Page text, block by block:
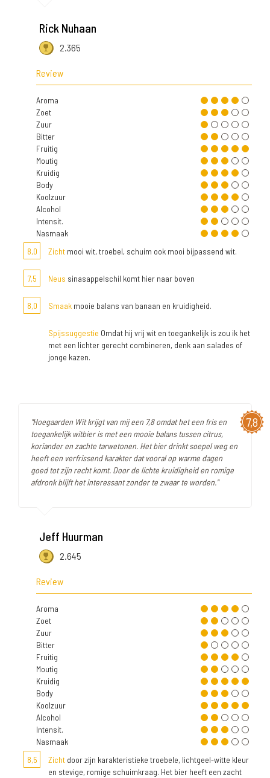
Rick Nuhaan
2.365
Review
Aroma
Zoet
Zuur
Bitter
Fruitig
Moutig
Kruidig
Body
Koolzuur
Alcohol
Intensit.
Nasmaak
8,0
Zicht mooi wit, troebel, schuim ook mooi bijpassend wit.
7,5 Neus sinasappelschil komt hier naar boven
8,0 Smaak mooie balans van banaan en kruidigheid.
Spijssuggestie Omdat hij vrij wit en toegankelijk is zou ik het
met een lichter gerecht combineren, denk aan salades of
jonge kazen.
7,8
"Hoegaarden Wit krijgt van mij een 7,8 omdat het een fris en
toegankelijk witbier is met een mooie balans tussen citrus,
koriander en zachte tarwetonen. Het bier drinkt soepel weg en
heeft een verfrissend karakter dat vooral op warme dagen
goed tot zijn recht komt. Door de lichte kruidigheid en romige
afdronk blijft het interessant zonder te zwaar te worden."
Jeff Huurman
2.645
Review
Aroma
Zoet
Zuur
Bitter
Fruitig
Moutig
Kruidig
Body
Koolzuur
Alcohol
Intensit.
Nasmaak
8,5
Zicht door zijn karakteristieke troebele, lichtgeel-witte kleur
en stevige, romige schuimkraag. Het bier heeft een zacht